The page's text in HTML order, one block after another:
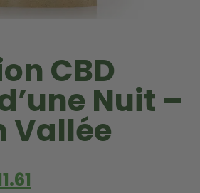
CBD
Nuit –
Vallée